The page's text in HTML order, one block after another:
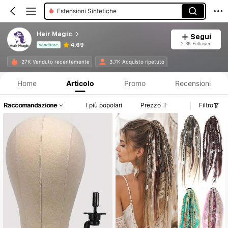
Estensioni Sintetiche
Hair Magic
Venditore 4.69
Segui
2.3K Follower
27K Venduto recentemente 3.7K Acquisto ripetuto
Home Articolo Promo Recensioni
Raccomandazione I più popolari Prezzo Filtro